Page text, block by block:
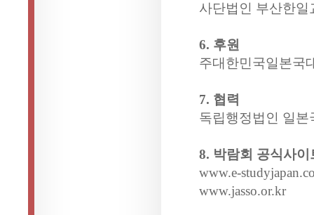
사단법인 부산한일
6. 후원
주대한민국일본국
7. 협력
독립행정법인 일
8. 박람회 공식사이
www.e-
www.jasso.or.kr